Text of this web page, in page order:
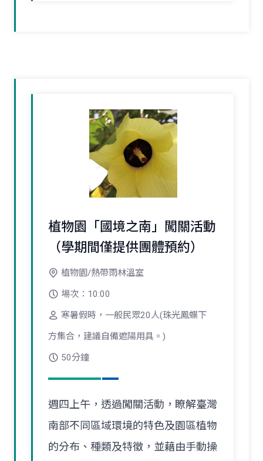
植物園「國境之南」闖關活動
（學期間僅提供團體預約）
植物園/熱帶雨林溫室
場次：10:00
寒暑假時，一般民眾20人(珠光鳳蝶下
方集合，建議自備遮陽用具。)
50分鐘
週四上午，透過闖關活動，瞭解臺灣
南部不同區域環境的特色及園區植物
的分布、種類及特徵，並藉由手動操